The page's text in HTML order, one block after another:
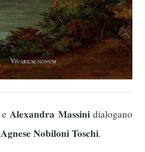
e Alexandra Massini dialogano
Agnese Nobiloni Toschi.